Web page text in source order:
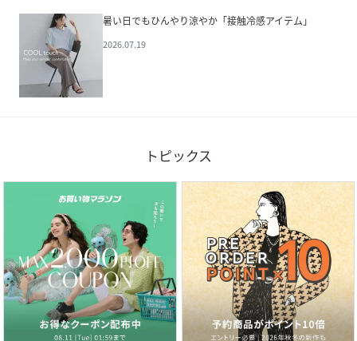
暑い日でもひんやり涼やか「接触冷感アイテム」
2026.07.19
トピックス